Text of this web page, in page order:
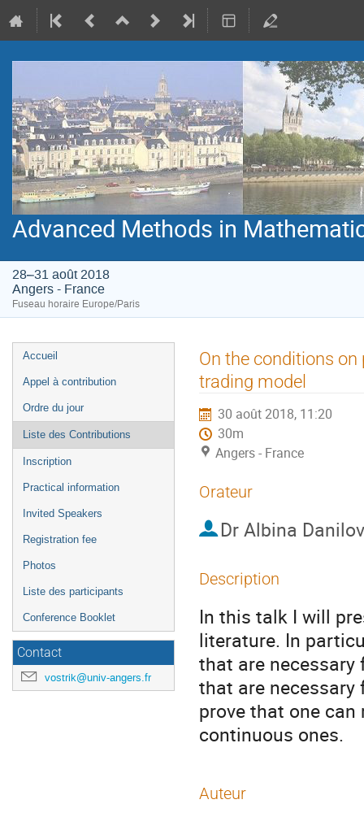
Advanced Methods in
28–31 août 2018
Angers - France
Fuseau horaire Europe/Paris
Menu
de
Accueil
Appel à contribution
Ordre du jour
Liste des Contributions
Inscription
Practical information
Invited Speakers
Registration fee
Photos
Liste des participants
Conference Booklet
Contact
vostrik@univ-angers.fr
On the conditions
trading model
30 août 2018, 11:20
30m
Angers - France
Orateur
Dr Albina
Description
In this talk I will
literature. In
that are necessary
that are
prove that one
continuous ones.
Auteur